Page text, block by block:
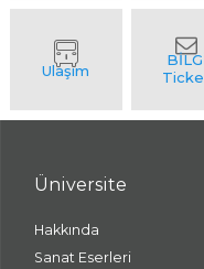
Üniversite
Hakkında
Sanat Eserleri